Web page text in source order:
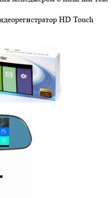
HD Touch